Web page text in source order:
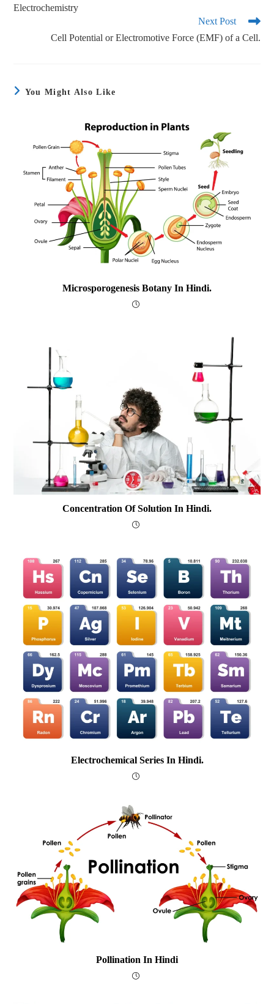
Electrochemistry
Next Post
Cell Potential or Electromotive Force (EMF) of a Cell.
You Might Also Like
Microsporogenesis Botany In Hindi.
Concentration Of Solution In Hindi.
Electrochemical Series In Hindi.
Pollination In Hindi